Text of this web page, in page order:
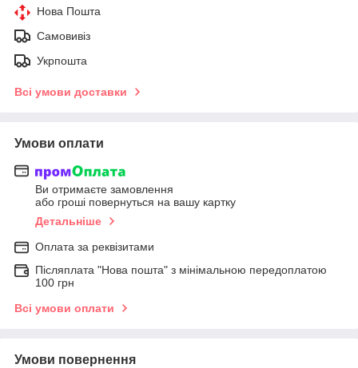
Нова Пошта
Самовивіз
Укрпошта
Всі умови доставки
Умови оплати
Ви отримаєте замовлення
або гроші повернуться на вашу картку
Детальніше
Оплата за реквізитами
Післяплата "Нова пошта" з мінімальною передоплатою
100 грн
Всі умови оплати
Умови повернення